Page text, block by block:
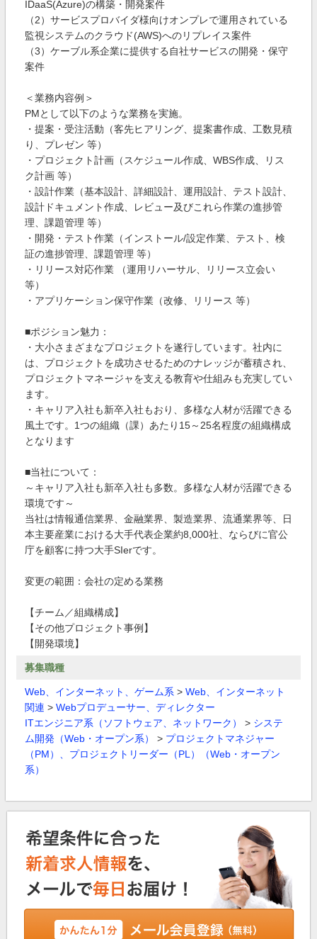
IDaaS(Azure)の構築・開発案件
（2）サービスプロバイダ様向けオンプレで運用されている
監視システムのクラウド(AWS)へのリプレイス案件
（3）ケーブル系企業に提供する自社サービスの開発・保守
案件
＜業務内容例＞
PMとして以下のような業務を実施。
・提案・受注活動（客先ヒアリング、提案書作成、工数見積
り、プレゼン 等）
・プロジェクト計画（スケジュール作成、WBS作成、リス
ク計画 等）
・設計作業（基本設計、詳細設計、運用設計、テスト設計、
設計ドキュメント作成、レビュー及びこれら作業の進捗管
理、課題管理 等）
・開発・テスト作業（インストール/設定作業、テスト、検
証の進捗管理、課題管理 等）
・リリース対応作業 （運用リハーサル、リリース立会い
等）
・アプリケーション保守作業（改修、リリース 等）
■ポジション魅力：
・大小さまざまなプロジェクトを遂行しています。社内に
は、プロジェクトを成功させるためのナレッジが蓄積され、
プロジェクトマネージャを支える教育や仕組みも充実してい
ます。
・キャリア入社も新卒入社もおり、多様な人材が活躍できる
風土です。1つの組織（課）あたり15～25名程度の組織構成
となります
■当社について：
～キャリア入社も新卒入社も多数。多様な人材が活躍できる
環境です～
当社は情報通信業界、金融業界、製造業界、流通業界等、日
本主要産業における大手代表企業約8,000社、ならびに官公
庁を顧客に持つ大手SIerです。
変更の範囲：会社の定める業務
【チーム／組織構成】
【その他プロジェクト事例】
【開発環境】
募集職種
Web、インターネット、ゲーム系 > Web、インターネット
関連 > Webプロデューサー、ディレクター
ITエンジニア系（ソフトウェア、ネットワーク）
> システ
ム開発（Web・オープン系）
> プロジェクトマネジャー
（PM）、プロジェクトリーダー（PL）（Web・オープン
系）